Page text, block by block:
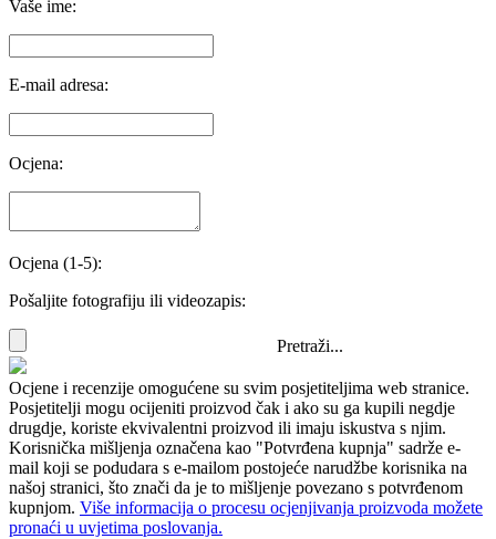
Vaše ime:
E-mail adresa:
Ocjena:
Ocjena (1-5):
Pošaljite fotografiju ili videozapis:
Pretraži...
Ocjene i recenzije omogućene su svim posjetiteljima web stranice.
Posjetitelji mogu ocijeniti proizvod čak i ako su ga kupili negdje
drugdje, koriste ekvivalentni proizvod ili imaju iskustva s njim.
Korisnička mišljenja označena kao "Potvrđena kupnja" sadrže e-
mail koji se podudara s e-mailom postojeće narudžbe korisnika na
našoj stranici, što znači da je to mišljenje povezano s potvrđenom
kupnjom. Više informacija o procesu ocjenjivanja proizvoda možete
pronaći u uvjetima poslovanja.